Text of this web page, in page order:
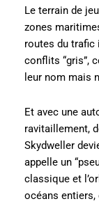
Le terrain de
zones
routes du trafic
conflits “gris”,
leur nom mais
Et avec une
ravitaillement,
Skydweller
appelle un
classique et
océans entiers,